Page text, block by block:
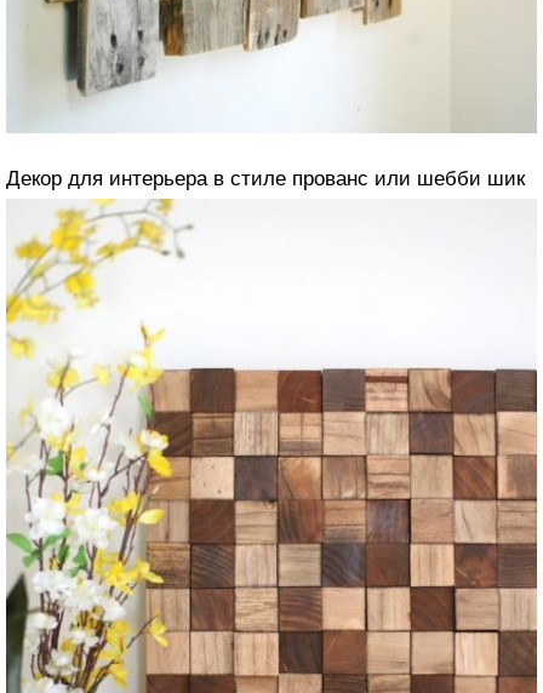
Декор для интерьера в стиле прованс или шебби шик